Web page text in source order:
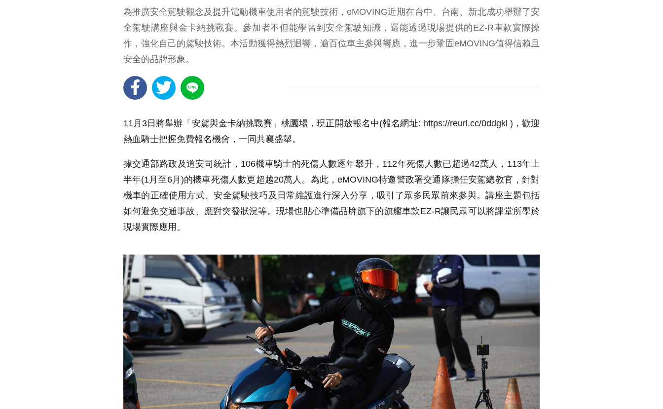
為推廣安全駕駛觀念及提升電動機車使用者的駕駛技術，eMOVING近期在台中、台南、新北成功舉辦了安
全駕駛講座與金卡納挑戰賽。參加者不但能學習到安全駕駛知識，還能透過現場提供的EZ-R車款實際操
作，強化自己的駕駛技術。本活動獲得熱烈迴響，逾百位車主參與響應，進一步鞏固eMOVING值得信賴且
安全的品牌形象。
11月3日將舉辦「安駕與金卡納挑戰賽」桃園場，現正開放報名中(報名網址: https://reurl.cc/0ddgkl )，歡迎
熱血騎士把握免費報名機會，一同共襄盛舉。
據交通部路政及道安司統計，106機車騎士的死傷人數逐年攀升，112年死傷人數已超過42萬人，113年上
半年(1月至6月)的機車死傷人數更超越20萬人。為此，eMOVING特邀警政署交通隊擔任安駕總教官，針對
機車的正確使用方式、安全駕駛技巧及日常維護進行深入分享，吸引了眾多民眾前來參與。講座主題包括
如何避免交通事故、應對突發狀況等。現場也貼心準備品牌旗下的旗艦車款EZ-R讓民眾可以將課堂所學於
現場實際應用。